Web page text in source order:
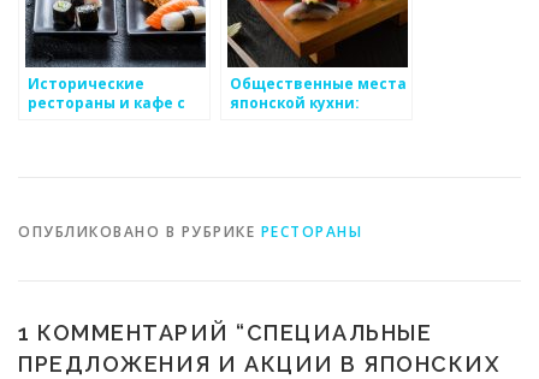
Исторические
рестораны и кафе с
Общественные места
японской кухни:
ОПУБЛИКОВАНО В РУБРИКЕ РЕСТОРАНЫ
1 КОММЕНТАРИЙ “СПЕЦИАЛЬНЫЕ
ПРЕДЛОЖЕНИЯ И АКЦИИ В ЯПОНСКИХ